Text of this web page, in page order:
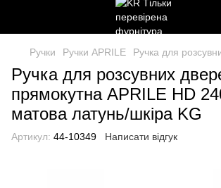
Ручки Ручки APRILE Ручка для
Ручка для розсувних
прямокутна APRILE HD
матова латунь/шкіра KG
Артикул: 44-10349 Написати відгук